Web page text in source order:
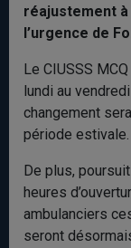
réajustement à
l’urgence de
Le CIUSSS
lundi au
changement
période estivale.
De plus,
heures
ambulanciers
seront